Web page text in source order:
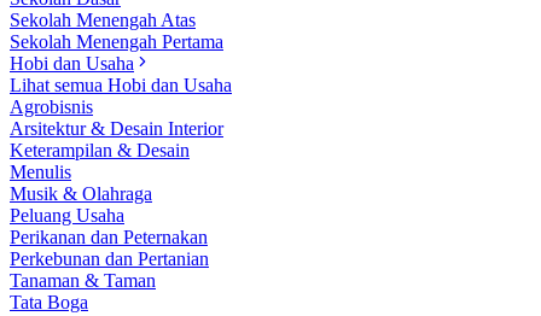
Sekolah Menengah Atas
Sekolah Menengah Pertama
Hobi dan Usaha
Lihat semua Hobi dan Usaha
Agrobisnis
Arsitektur & Desain Interior
Keterampilan & Desain
Menulis
Musik & Olahraga
Peluang Usaha
Perikanan dan Peternakan
Perkebunan dan Pertanian
Tanaman & Taman
Tata Boga